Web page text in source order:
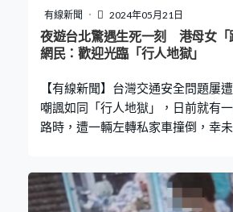
有線新聞 2024年05月21日
夜遊台北驚遇生死一刻 港母女
網民：歡迎光臨「行人地獄」
【有線新聞】台灣交通安全問題屢
嘲諷如同「行人地獄」，日前就有
路時，遭一輛左轉私家車撞倒，幸
向私家車紀錄儀拍到，涉事母女於
路，而且已行了一半，卻遭左轉的